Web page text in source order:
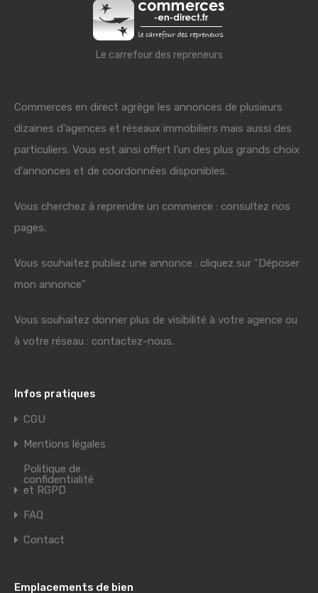
Le carrefour des repreneurs
Commerces en direct agrège les annonces de plusieurs
dizaines d'agences et réseaux immobiliers mais aussi des
particuliers. Vous est ainsi offert l'un des plus grands choix
d'annonces et de coordonnées disponibles.
Vous cherchez à reprendre un commerce : consultez nos
pages.
Vous souhaitez publiez une annonce : cliquez sur "Déposer
mon annonce"
Vous souhaitez donner plus de visibilité à votre agence ou
à votre réseau : contactez-nous.
Infos pratiques
CGU
Mentions légales
Politique de
confidentialité
et RGPD
FAQ
Contact
Emplacements de bien